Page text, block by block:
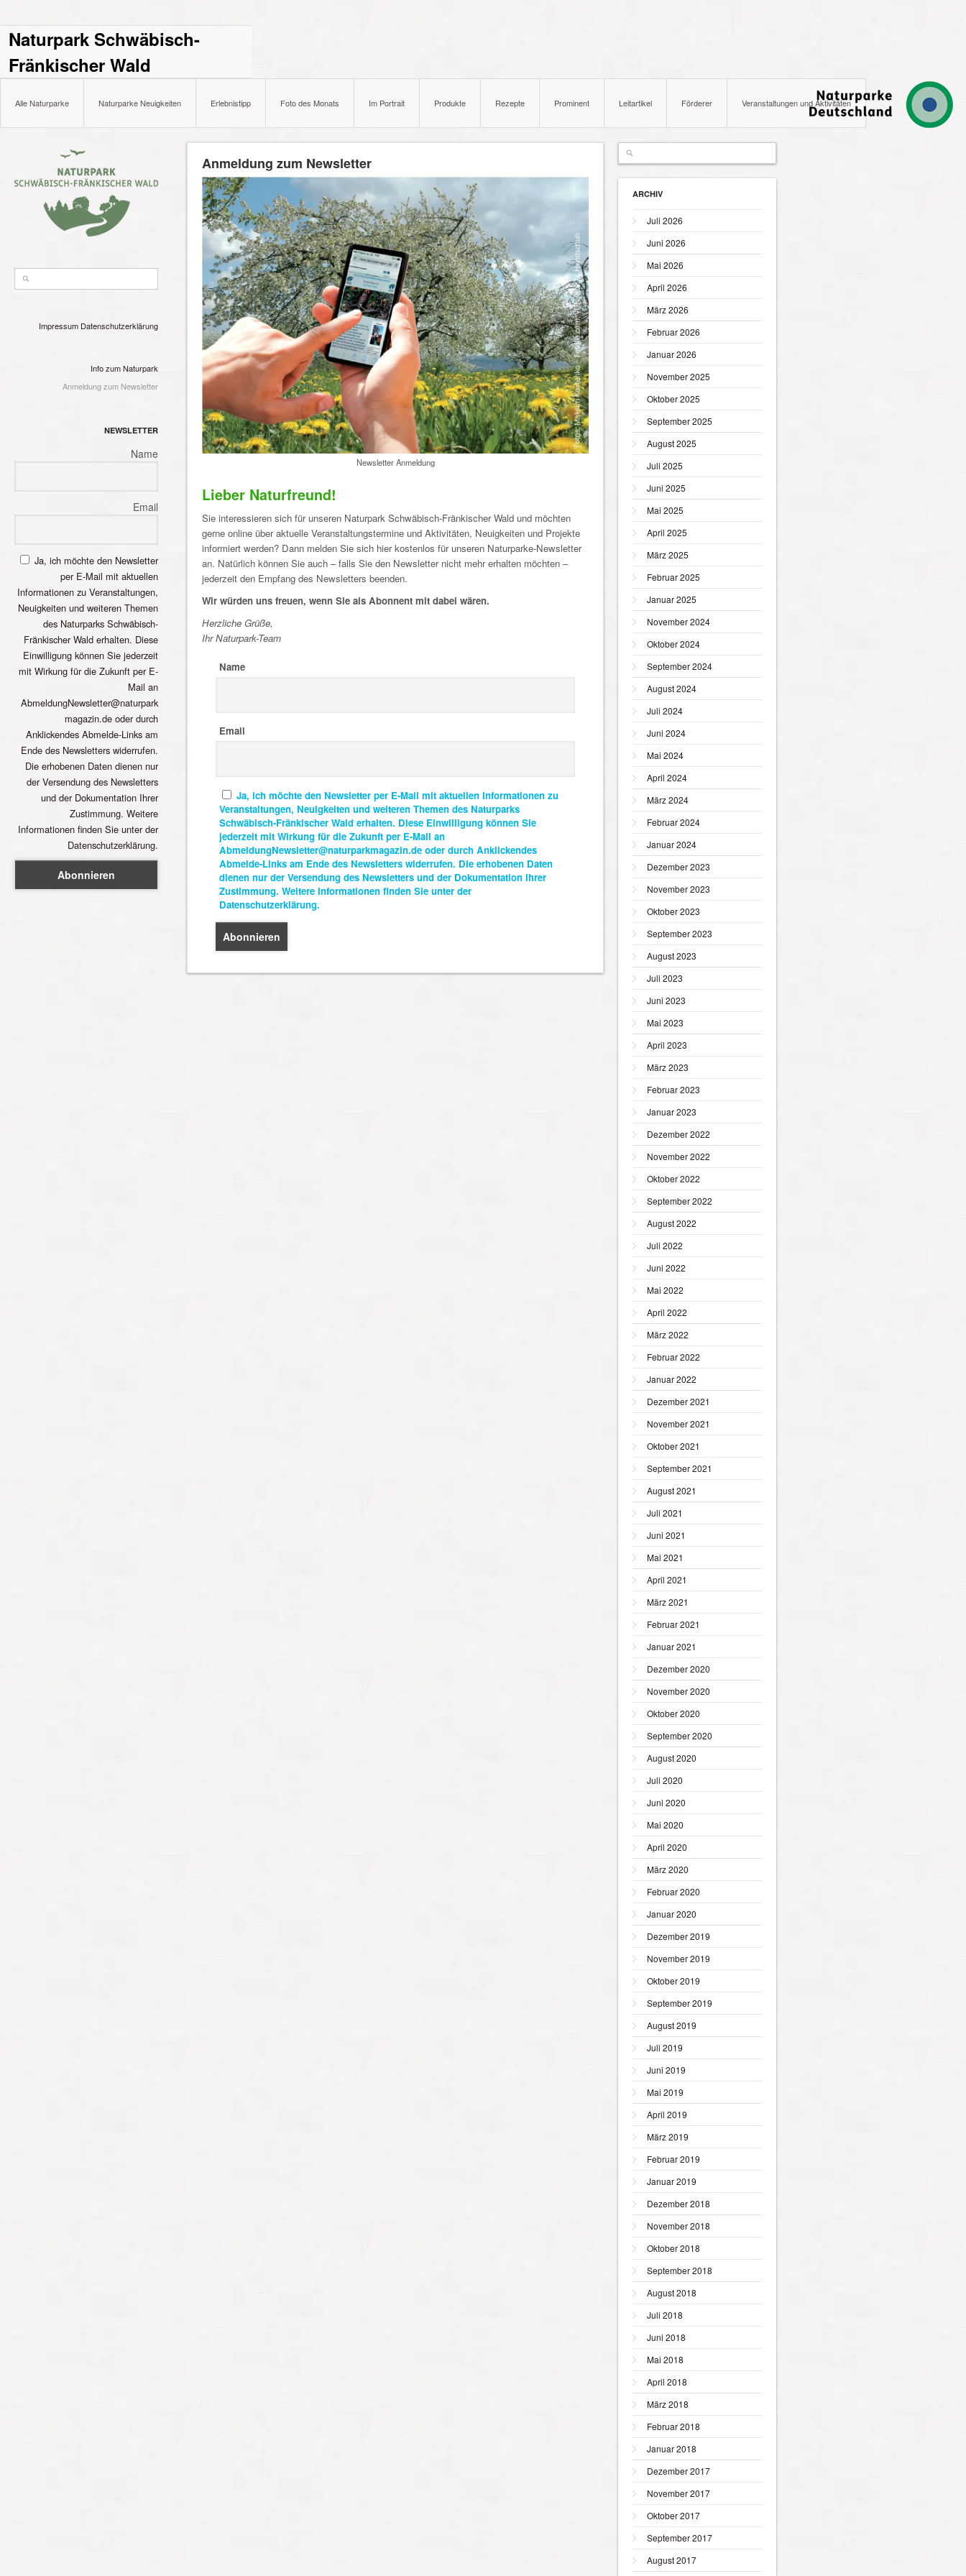
Naturpark Schwäbisch-
Fränkischer Wald
Alle Naturparke Naturparke Neuigkeiten Erlebnistipp Foto des Monats Im Portrait Produkte Rezepte Prominent Leitartikel Förderer Veranstaltungen und Aktivitäten
Impressum Datenschutzerklärung
Info zum Naturpark
Anmeldung zum Newsletter
NEWSLETTER
Name
Email
Ja, ich möchte den Newsletter
per E-Mail mit aktuellen
Informationen zu Veranstaltungen,
Neuigkeiten und weiteren Themen
des Naturparks Schwäbisch-
Fränkischer Wald erhalten. Diese
Einwilligung können Sie jederzeit
mit Wirkung für die Zukunft per E-
Mail an
AbmeldungNewsletter@naturpark
magazin.de oder durch
Anklickendes Abmelde-Links am
Ende des Newsletters widerrufen.
Die erhobenen Daten dienen nur
der Versendung des Newsletters
und der Dokumentation Ihrer
Zustimmung. Weitere
Informationen finden Sie unter der
Datenschutzerklärung.
Anmeldung zum Newsletter
Newsletter Anmeldung
Lieber Naturfreund!
Sie interessieren sich für unseren Naturpark Schwäbisch-Fränkischer Wald und möchten
gerne online über aktuelle Veranstaltungstermine und Aktivitäten, Neuigkeiten und Projekte
informiert werden? Dann melden Sie sich hier kostenlos für unseren Naturparke-Newsletter
an. Natürlich können Sie auch – falls Sie den Newsletter nicht mehr erhalten möchten –
jederzeit den Empfang des Newsletters beenden.
Wir würden uns freuen, wenn Sie als Abonnent mit dabei wären.
Herzliche Grüße,
Ihr Naturpark-Team
Name
Email
Ja, ich möchte den Newsletter per E-Mail mit aktuellen Informationen zu
Veranstaltungen, Neuigkeiten und weiteren Themen des Naturparks
Schwäbisch-Fränkischer Wald erhalten. Diese Einwilligung können Sie
jederzeit mit Wirkung für die Zukunft per E-Mail an
AbmeldungNewsletter@naturparkmagazin.de oder durch Anklickendes
Abmelde-Links am Ende des Newsletters widerrufen. Die erhobenen Daten
dienen nur der Versendung des Newsletters und der Dokumentation Ihrer
Zustimmung. Weitere Informationen finden Sie unter der
Datenschutzerklärung.
ARCHIV
Juli 2026
Juni 2026
Mai 2026
April 2026
März 2026
Februar 2026
Januar 2026
November 2025
Oktober 2025
September 2025
August 2025
Juli 2025
Juni 2025
Mai 2025
April 2025
März 2025
Februar 2025
Januar 2025
November 2024
Oktober 2024
September 2024
August 2024
Juli 2024
Juni 2024
Mai 2024
April 2024
März 2024
Februar 2024
Januar 2024
Dezember 2023
November 2023
Oktober 2023
September 2023
August 2023
Juli 2023
Juni 2023
Mai 2023
April 2023
März 2023
Februar 2023
Januar 2023
Dezember 2022
November 2022
Oktober 2022
September 2022
August 2022
Juli 2022
Juni 2022
Mai 2022
April 2022
März 2022
Februar 2022
Januar 2022
Dezember 2021
November 2021
Oktober 2021
September 2021
August 2021
Juli 2021
Juni 2021
Mai 2021
April 2021
März 2021
Februar 2021
Januar 2021
Dezember 2020
November 2020
Oktober 2020
September 2020
August 2020
Juli 2020
Juni 2020
Mai 2020
April 2020
März 2020
Februar 2020
Januar 2020
Dezember 2019
November 2019
Oktober 2019
September 2019
August 2019
Juli 2019
Juni 2019
Mai 2019
April 2019
März 2019
Februar 2019
Januar 2019
Dezember 2018
November 2018
Oktober 2018
September 2018
August 2018
Juli 2018
Juni 2018
Mai 2018
April 2018
März 2018
Februar 2018
Januar 2018
Dezember 2017
November 2017
Oktober 2017
September 2017
August 2017